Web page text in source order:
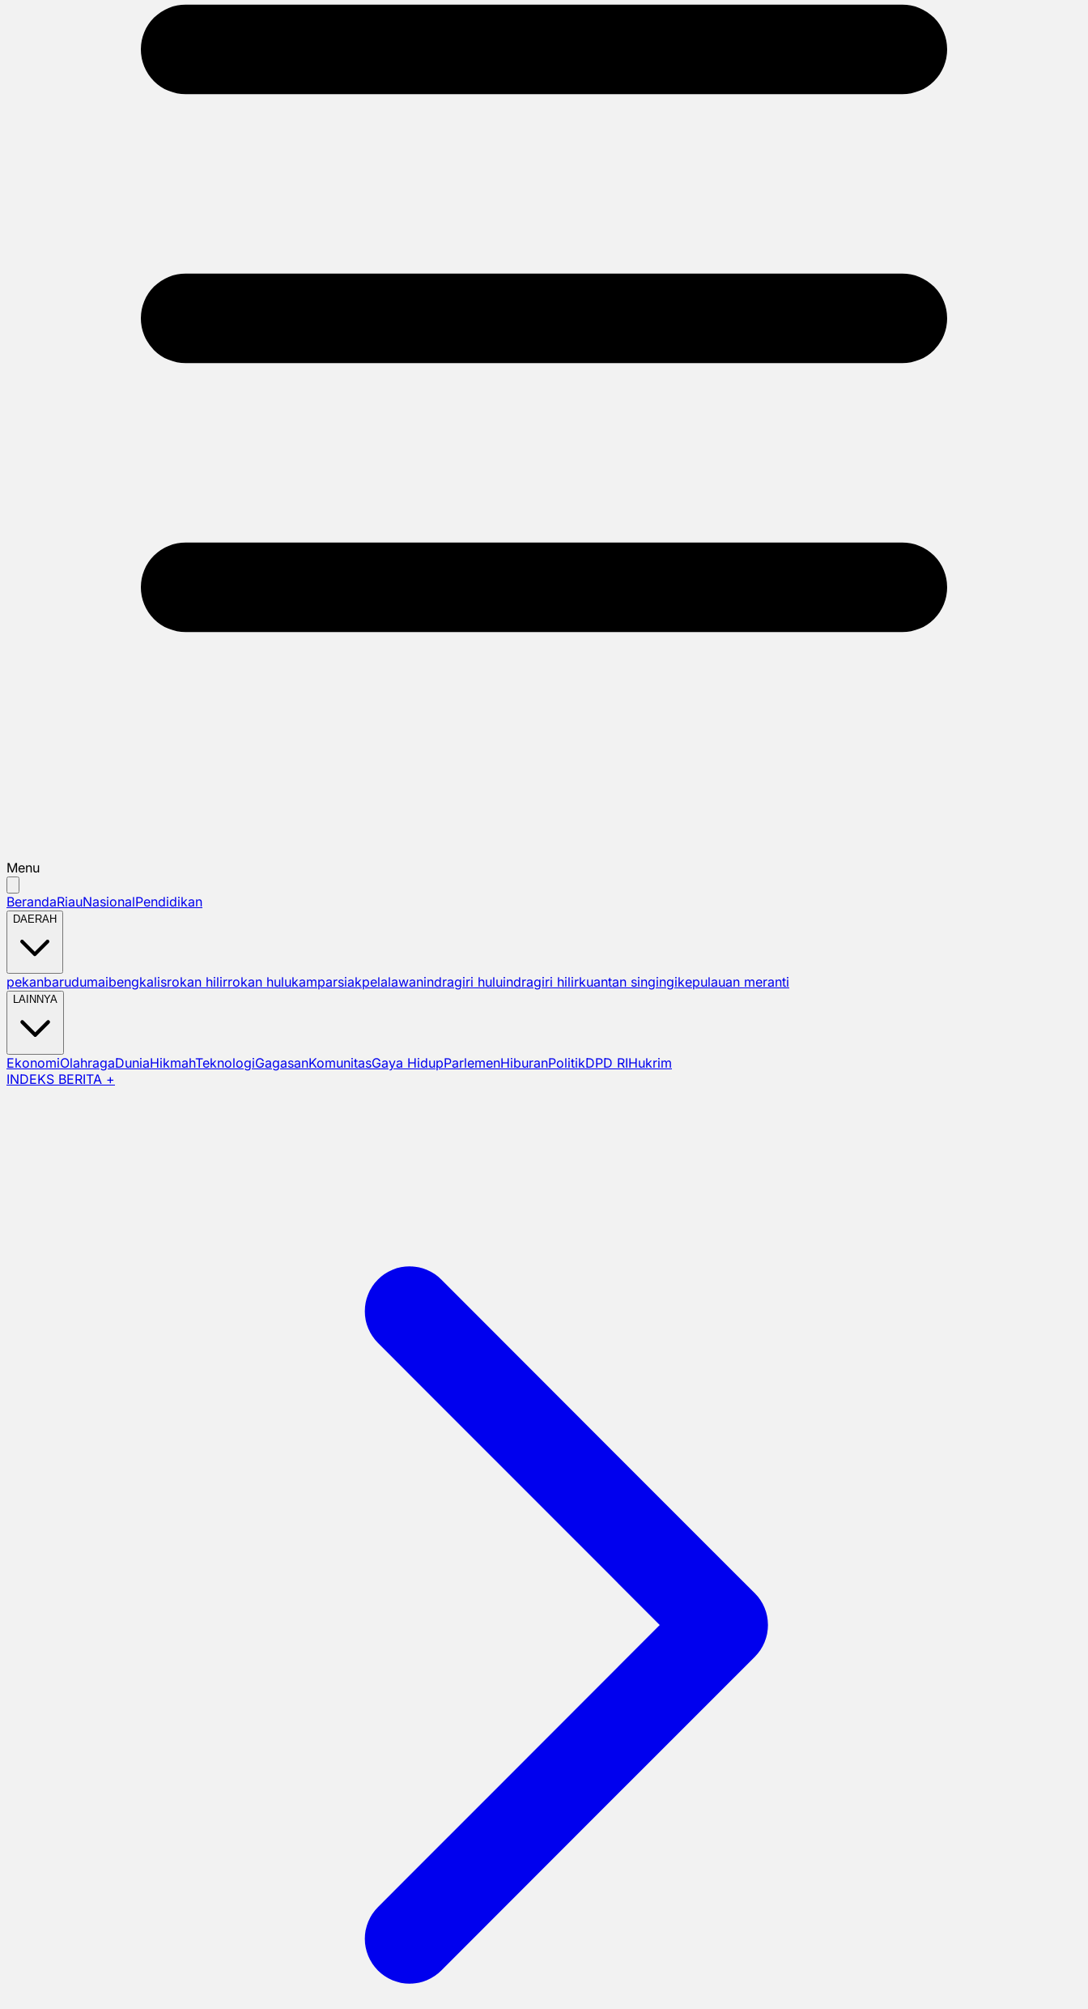
Menu
BerandaRiauNasionalPendidikan
DAERAH
pekanbarudumaibengkalisrokan hilirrokan hulukamparsiakpelalawanindragiri huluindragiri hilirkuantan singingikepulauan meranti
LAINNYA
EkonomiOlahragaDuniaHikmahTeknologiGagasanKomunitasGaya HidupParlemenHiburanPolitikDPD RIHukrim
INDEKS BERITA +